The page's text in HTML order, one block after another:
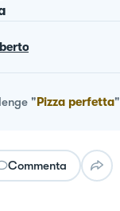
"Pizza perfetta"
Commenta